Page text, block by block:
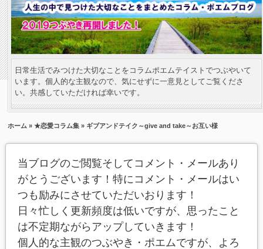
日常生活でみつけた大切なことをコラムポエムテイストでつぶやいて
います。個人的な主観なので、気にせずに一意見としてご覧くださ
い。共感していただければ幸いです。
ホーム »★恋愛コラム集 » ギブアンドテイク～give and take～お互い様
当ブログのご閲覧そしてコメント・メールあり
がとうございます！特にコメント・メールはい
つも励みにさせていただいおります！
日々忙しく更新頻度は低いですが、思ったこと
は不定期ながらアップしていきます！
個人的な主観のつぶやき・ポエムですが、よろ